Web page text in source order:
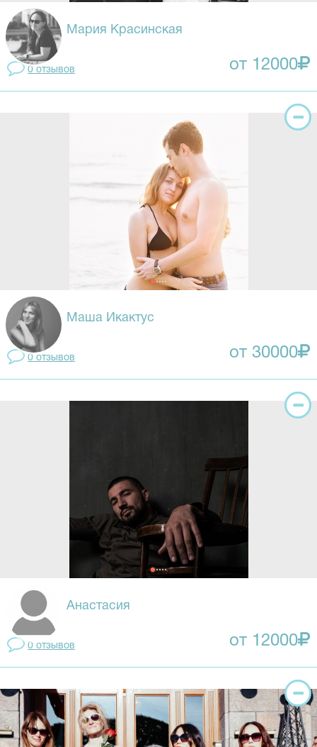
Мария Красинская
0 отзывов от 12000
Маша Икактус
0 отзывов от 30000
Анастасия
0 отзывов от 12000